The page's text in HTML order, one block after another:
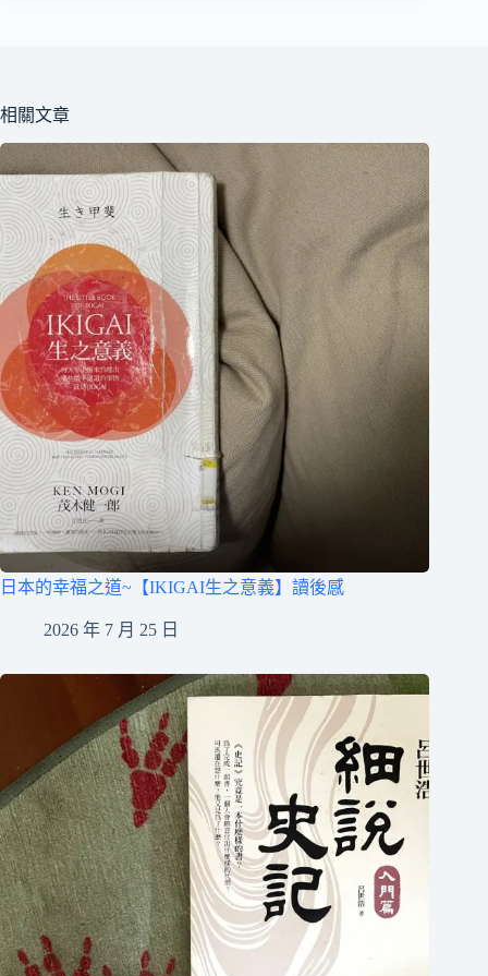
相關文章
日本的幸福之道~【IKIGAI生之意義】讀後感
2026 年 7 月 25 日